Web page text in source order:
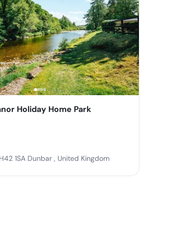
Holiday Home Park
1SA Dunbar , United Kingdom